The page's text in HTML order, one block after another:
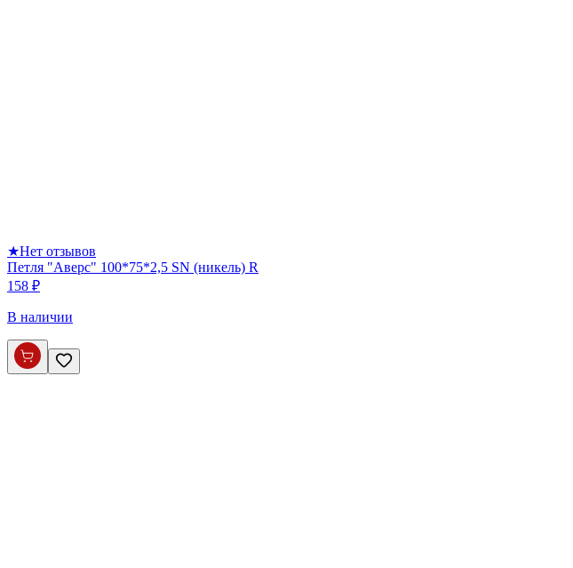
★Нет отзывов
Петля "Аверс" 100*75*2,5 SN (никель) R
158 ₽
В наличии